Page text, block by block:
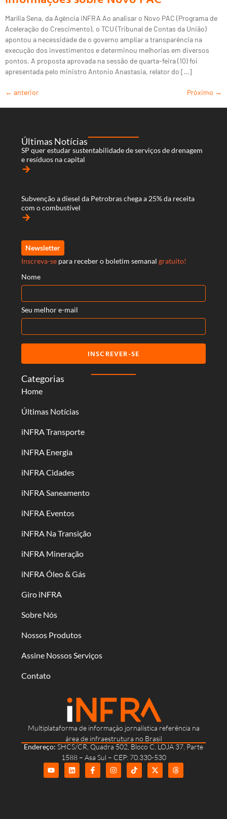
Marília Sena, da Agência iNFRA Ao analisar o Novo PAC (Programa de
Aceleração do Crescimento), o TCU (Tribunal de Contas da União)
apontou a necessidade de o governo ampliar a transparência na
execução dos investimentos e determinou melhorias em diversos
pontos. A proposta aprovada na sessão de quarta-feira (10) foi
apresentada pelo ministro Antonio Anastasia, relator do […]
← anterior Próximo →
Multiplataforma de informação jornalística referência na
área de infraestrutura no Brasil
Endereço: SHCS/CR, Quadra 502, Bloco C, LOJA 37, Parte
1588 – Asa Sul – CEP: 70.330-530
Categorias
Home
Últimas Notícias
iNFRA Transporte
iNFRA Energia
iNFRA Cidades
iNFRA Saneamento
iNFRA Eventos
iNFRA Na Transição
iNFRA Mineração
iNFRA Óleo & Gás
Giro iNFRA
Sobre Nós
Nossos Produtos
Assine Nossos Serviços
Contato
Últimas Notícias
SP quer estudar sustentabilidade de serviços de drenagem
e resíduos na capital
arrow_forward
Subvenção a diesel da Petrobras chega a 25% da receita
com o combustível
arrow_forward
Newsletter
Inscreva-se para receber o boletim semanal gratuito!
Nome
Seu melhor e-mail
INSCREVER-SE